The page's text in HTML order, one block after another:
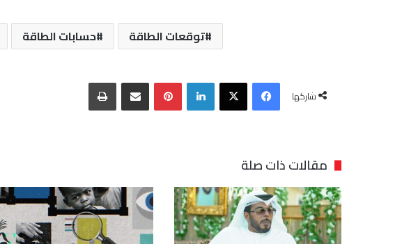
توقعات الطاقة حسابات الطاقة
شاركها
فيسبوك‫X لينكدإن بينتيريستمشاركة عبر البريد طباعة
مقالات ذات صلة